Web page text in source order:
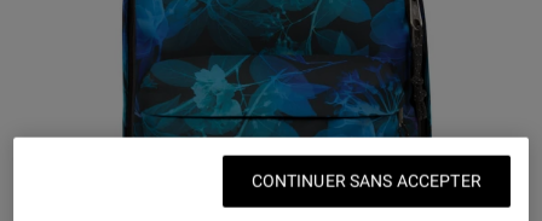
CONTINUER SANS ACCEPTER